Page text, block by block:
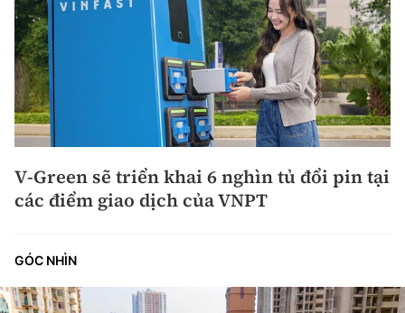
V-Green sẽ triển khai 6 nghìn tủ đổi pin tại
các điểm giao dịch của VNPT
GÓC NHÌN